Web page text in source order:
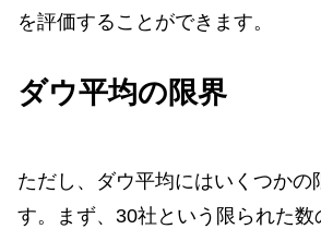
を評価することができます。
ダウ平均の限界
ただし、ダウ平均にはいくつかの
す。まず、30社という限られた数